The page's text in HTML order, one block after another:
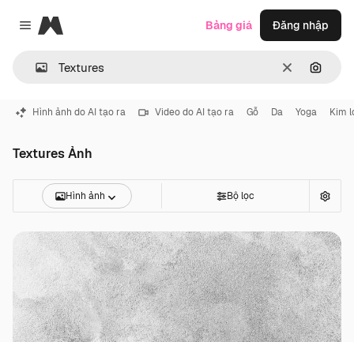
Close menu
Magnific
ThôngTìm
Bảng giá Đăng nhập
Hình ảnh do AI tạo ra Video do AI tạo ra Gỗ Da Yoga Kim
Textures Ảnh
Hình ảnh Bộ lọc